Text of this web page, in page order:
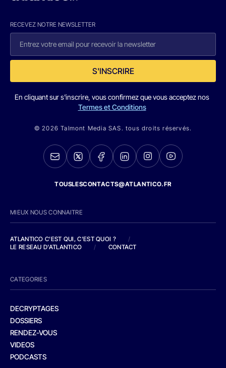
RECEVEZ NOTRE NEWSLETTER
S'INSCRIRE
En cliquant sur s'inscrire, vous confirmez que vous acceptez nos
Termes et Conditions
© 2026 Talmont Media SAS. tous droits réservés.
TOUSLESCONTACTS@ATLANTICO.FR
MIEUX NOUS CONNAITRE
ATLANTICO C'EST QUI, C'EST QUOI ?
/
LE RESEAU D'ATLANTICO
/ CONTACT
CATEGORIES
DECRYPTAGES
DOSSIERS
RENDEZ-VOUS
VIDEOS
PODCASTS